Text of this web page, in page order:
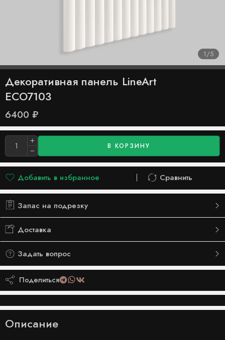
1/5
Декоративная панель LineArt
ECO7103
6400 ₽
В КОРЗИНУ
Добавить в избранное
Добавлено в список желаний
Сравнить
Сравнить
Запас на подрезку
Доставка
Задать вопрос
Поделиться
Описание